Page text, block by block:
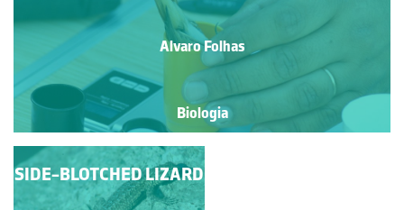
Alvaro Folhas
Biologia
7 - REGISTO DOS
DADOS DA AVE
SIDE-BLOTCHED LIZARD